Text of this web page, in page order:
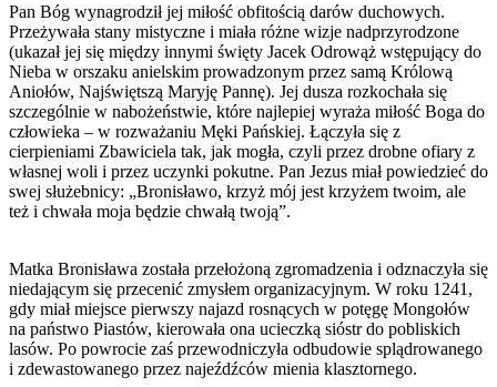
Pan Bóg wynagrodził jej miłość obfitością darów duchowych.
Przeżywała stany mistyczne i miała różne wizje nadprzyrodzone
(ukazał jej się między innymi święty Jacek Odrowąż wstępujący do
Nieba w orszaku anielskim prowadzonym przez samą Królową
Aniołów, Najświętszą Maryję Pannę). Jej dusza rozkochała się
szczególnie w nabożeństwie, które najlepiej wyraża miłość Boga do
człowieka – w rozważaniu Męki Pańskiej. Łączyła się z
cierpieniami Zbawiciela tak, jak mogła, czyli przez drobne ofiary z
własnej woli i przez uczynki pokutne. Pan Jezus miał powiedzieć do
swej służebnicy: „Bronisławo, krzyż mój jest krzyżem twoim, ale
też i chwała moja będzie chwałą twoją”.
Matka Bronisława została przełożoną zgromadzenia i odznaczyła się
niedającym się przecenić zmysłem organizacyjnym. W roku 1241,
gdy miał miejsce pierwszy najazd rosnących w potęgę Mongołów
na państwo Piastów, kierowała ona ucieczką sióstr do pobliskich
lasów. Po powrocie zaś przewodniczyła odbudowie splądrowanego
i zdewastowanego przez najeźdźców mienia klasztornego.